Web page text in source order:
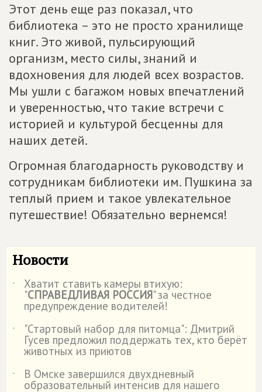
Этот день еще раз показал, что
библиотека – это не просто хранилище
книг. Это живой, пульсирующий
организм, место силы, знаний и
вдохновения для людей всех возрастов.
Мы ушли с багажом новых впечатлений
и уверенностью, что такие встречи с
историей и культурой бесценны для
наших детей.
Огромная благодарность руководству и
сотрудникам библиотеки им. Пушкина за
теплый прием и такое увлекательное
путешествие! Обязательно вернемся!
Новости
˙ Хватит ставить камеры втихую:
"СПРАВЕДЛИВАЯ РОССИЯ" за честное
предупреждение водителей!
˙
"Стартовый набор для питомца": Дмитрий
Гусев предложил поддержать тех, кто берёт
животных из приютов
˙
В Омске завершился двухдневный
образовательный интенсив для нашего